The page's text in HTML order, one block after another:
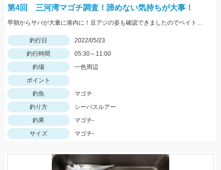
第4回 三河湾マゴチ調査！諦めない気持ちが大事！
早朝からサバが大量に港内に！豆アジの姿も確認できましたのでベイトは大量ですね！
釣行日
2022/05/23
釣行時間
05:30～11:00
釣場
一色周辺
ポイント
釣魚
マゴチ
釣り方
シーバスルアー
釣果
マゴチ-
サイズ
マゴチ-